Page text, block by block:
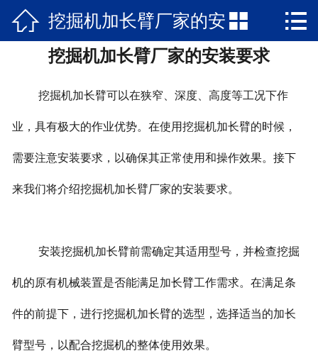
 网站首页
关于我们
新闻资讯
产品中心
公司文化
在线留言
 挖掘机加长臂厂家的安
装要求
 
挖掘机加长臂厂家的安装要求
挖掘机加长臂可以在狭窄、深度、高度等工况下作
业，具有极大的作业优势。在使用挖掘机加长臂的时候，
需要注意安装要求，以确保其正常使用和操作效果。接下
来我们将介绍挖掘机加长臂厂家的安装要求。
安装挖掘机加长臂前需确定其适用型号，并检查挖掘
机的原有机械装置是否能满足加长臂工作需求。在满足条
件的前提下，进行挖掘机加长臂的选型，选择适当的加长
臂型号，以配合挖掘机的整体使用效果。